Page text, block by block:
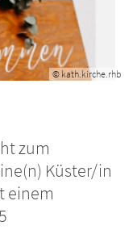
© kath.kirche.rhb
zum
Küster/in
einem